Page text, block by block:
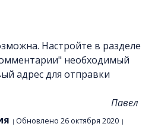
Настройте в разделе
необходимый
адрес для отправки
Павел
Обновлено 26 октября 2020